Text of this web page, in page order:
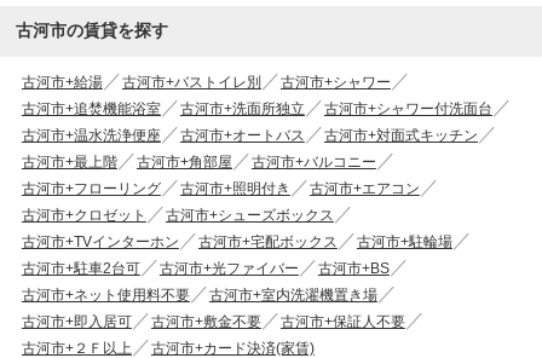
古河市の賃貸を探す
古河市+給湯 古河市+バストイレ別
古河市+シャワー
古河市+追焚機能浴室
古河市+洗面所独立
古河市+シャワー付洗面台
古河市+温水洗浄便座
古河市+オートバス
古河市+対面式キッチン
古河市+最上階
古河市+角部屋
古河市+バルコニー
古河市+フローリング
古河市+照明付き
古河市+エアコン
古河市+クロゼット
古河市+シューズボックス
古河市+TVインターホン
古河市+宅配ボックス
古河市+駐輪場
古河市+駐車2台可
古河市+光ファイバー
古河市+BS
古河市+ネット使用料不要
古河市+室内洗濯機置き場
古河市+即入居可
古河市+敷金不要
古河市+保証人不要
古河市+２Ｆ以上
古河市+カード決済(家賃)